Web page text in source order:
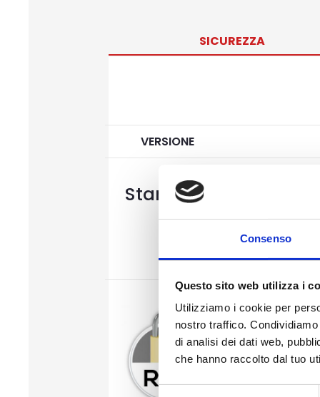
Consenso
Questo sito web utilizza i
Utilizziamo i cookie per
nostro traffico.
di analisi dei dati web,
che hanno raccolto dal tuo
SICUREZZA
VERSIONE
Standard
Cilindro a
3